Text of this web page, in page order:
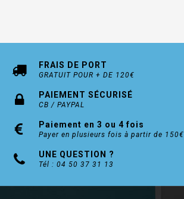
FRAIS DE PORT
GRATUIT POUR + DE 120€
PAIEMENT SÉCURISÉ
CB / PAYPAL
Paiement en 3 ou 4 fois
Payer en plusieurs fois à partir de 150€
UNE QUESTION ?
Tél : 04 50 37 31 13